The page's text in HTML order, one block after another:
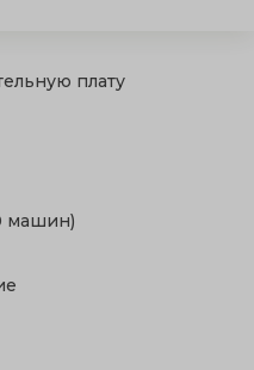
плату
машин)